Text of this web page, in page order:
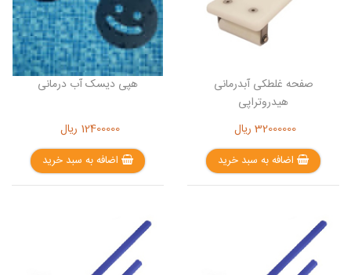
صفحه غلطکی آبدرمانی
هیدروتراپی
32000000 ریال
اضافه به سبد خرید
هپی دیسک آب درمانی
12400000 ریال
اضافه به سبد خرید